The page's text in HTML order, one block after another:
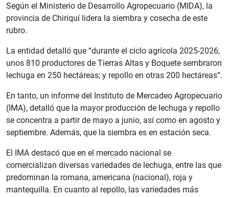
Según el Ministerio de Desarrollo Agropecuario (MIDA), la
provincia de Chiriquí lidera la siembra y cosecha de este
rubro.
La entidad detalló que “durante el ciclo agrícola 2025-2026,
unos 810 productores de Tierras Altas y Boquete sembraron
lechuga en 250 hectáreas; y repollo en otras 200 hectáreas”.
En tanto, un informe del Instituto de Mercadeo Agropecuario
(IMA), detalló que la mayor producción de lechuga y repollo
se concentra a partir de mayo a junio, así como en agosto y
septiembre. Además, que la siembra es en estación seca.
El IMA destacó que en el mercado nacional se
comercializan diversas variedades de lechuga, entre las que
predominan la romana, americana (nacional), roja y
mantequilla. En cuanto al repollo, las variedades más